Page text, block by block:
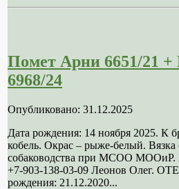
Помет Арни 6651/21
6968/24
Опубликовано: 31.12.2025
Дата рождения: 14 ноября 2025. К
кобель. Окрас – рыже-белый. Вязка
собаководства при МСОО МООиР.
+7-903-138-03-09 Леонов Олег.
рождения: 21.12.2020...